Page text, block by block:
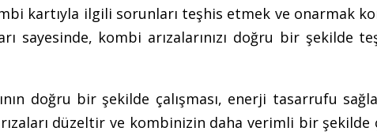
kartıyla ilgili sorunları teşhis etmek ve onarmak
sayesinde, kombi arızalarınızı doğru bir şekilde
doğru bir şekilde çalışması, enerji tasarrufu
düzeltir ve kombinizin daha verimli bir şekilde